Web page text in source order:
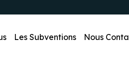
Les Subventions Nous